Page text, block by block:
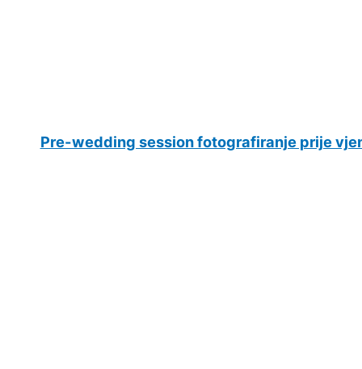
Pre-wedding session fotografiranje prije